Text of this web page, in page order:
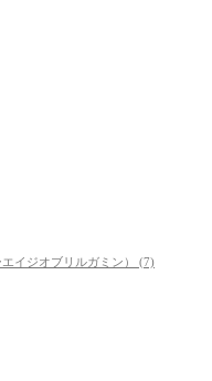
イジオブリルガミン） (7)